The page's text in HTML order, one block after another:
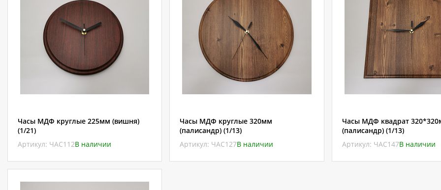
Часы МДФ круглые 225мм (вишня)
(1/21)
Артикул: ЧАС112В наличии
Часы МДФ круглые 320мм
(палисандр) (1/13)
Артикул: ЧАС127В наличии
Часы МДФ квадрат
(палисандр) (1/13)
Артикул: ЧАС147В наличии